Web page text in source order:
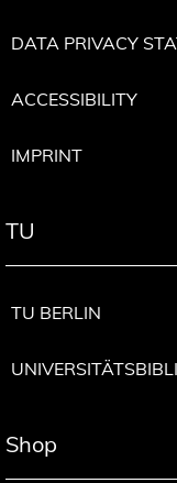
DATA PRIVACY
ACCESSIBILITY
IMPRINT
TU
TU BERLIN
Shop